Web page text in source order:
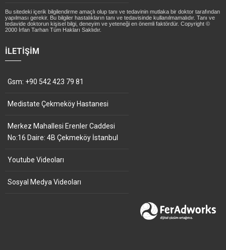
Bu sitedeki içerik bilgilendirme amaçlı olup tanı ve tedavinin mutlaka bir doktor tarafından
yapılması gerekir. Bu bilgiler hastalıkların tanı ve tedavisinde kullanılmamalıdır. Tanı ve
tedavide doktorun kişisel bilgi, deneyim ve yeteneği en önemli faktördür. Copyright ©
2000 İrfan Tarhan Tüm Hakları Saklıdır.
İLETIŞIM
Gsm: +90 542 423 79 81
Medistate Çekmeköy Hastanesi
Merkez Mahallesi Erenler Caddesi
No:16 Daire: 4B Çekmeköy İstanbul
Youtube Videoları
Sosyal Medya Videoları